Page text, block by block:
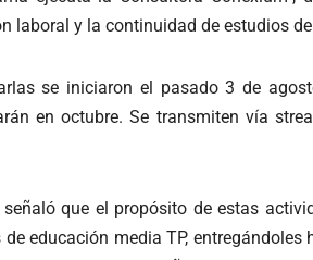
laboral y la continuidad de estudios
se iniciaron el pasado 3 de
en octubre. Se transmiten vía
señaló que el propósito de estas
de educación media TP,